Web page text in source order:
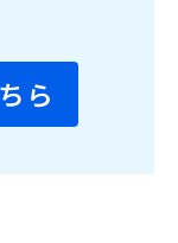
ら